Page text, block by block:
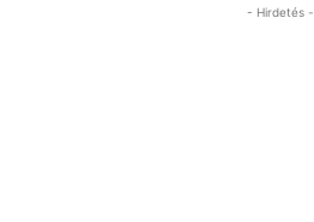
- Hirdetés -